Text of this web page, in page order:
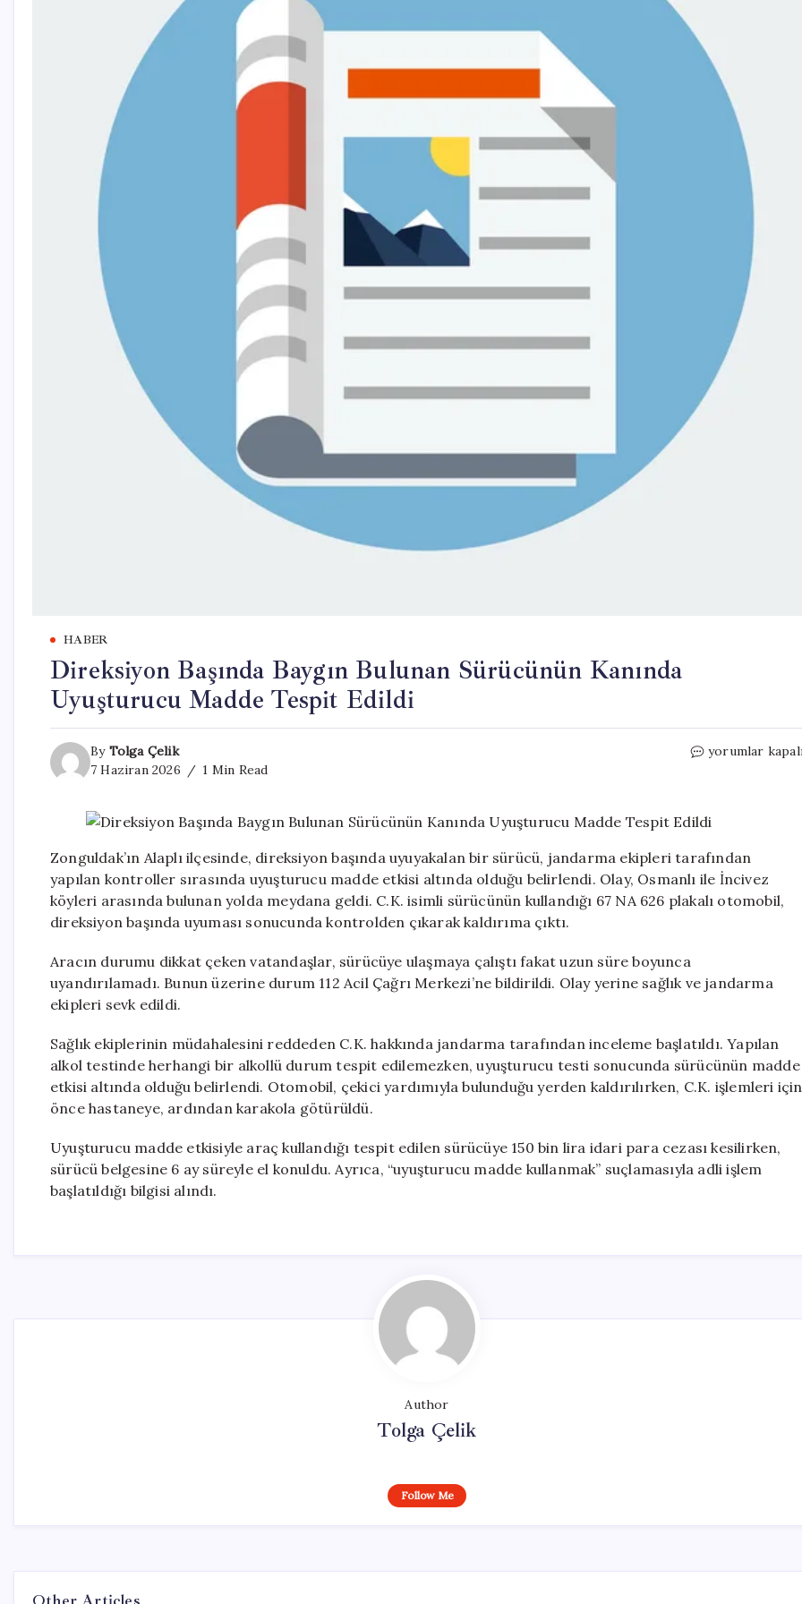
HABER
Direksiyon Başında Baygın Bulunan Sürücünün Kanında
Uyuşturucu Madde Tespit Edildi
By Tolga Çelik
7 Haziran 2026
1 Min Read
Direksiyon
Sürücünün
Uyuşturucu
Madde
Tespit
yorumlar
Zonguldak’ın Alaplı ilçesinde, direksiyon başında uyuyakalan bir sürücü, jandarma ekipleri tarafından
yapılan kontroller sırasında uyuşturucu madde etkisi altında olduğu belirlendi. Olay, Osmanlı ile İncivez
köyleri arasında bulunan yolda meydana geldi. C.K. isimli sürücünün kullandığı 67 NA 626 plakalı otomobil,
direksiyon başında uyuması sonucunda kontrolden çıkarak kaldırıma çıktı.
Aracın durumu dikkat çeken vatandaşlar, sürücüye ulaşmaya çalıştı fakat uzun süre boyunca
uyandırılamadı. Bunun üzerine durum 112 Acil Çağrı Merkezi’ne bildirildi. Olay yerine sağlık ve jandarma
ekipleri sevk edildi.
Sağlık ekiplerinin müdahalesini reddeden C.K. hakkında jandarma tarafından inceleme başlatıldı. Yapılan
alkol testinde herhangi bir alkollü durum tespit edilemezken, uyuşturucu testi sonucunda sürücünün madde
etkisi altında olduğu belirlendi. Otomobil, çekici yardımıyla bulunduğu yerden kaldırılırken, C.K. işlemleri için
önce hastaneye, ardından karakola götürüldü.
Uyuşturucu madde etkisiyle araç kullandığı tespit edilen sürücüye 150 bin lira idari para cezası kesilirken,
sürücü belgesine 6 ay süreyle el konuldu. Ayrıca, “uyuşturucu madde kullanmak” suçlamasıyla adli işlem
başlatıldığı bilgisi alındı.
Author
Tolga Çelik
Follow Me